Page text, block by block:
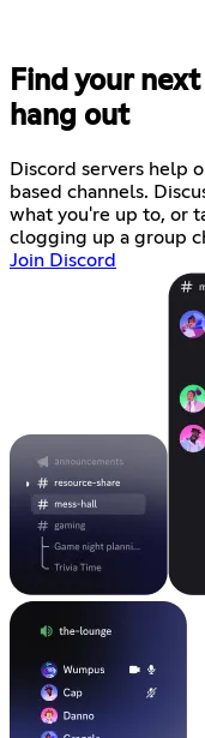
Find your
hang out
Discord servers help
based channels.
what you're up to, or
clogging up a group
Join Discord